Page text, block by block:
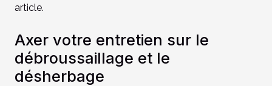
article.
Axer votre entretien sur le
débroussaillage et le
désherbage